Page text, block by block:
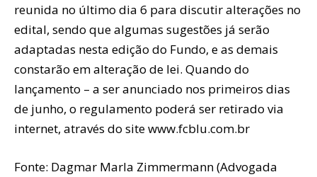
reunida no último dia 6 para discutir alterações no
edital, sendo que algumas sugestões já serão
adaptadas nesta edição do Fundo, e as demais
constarão em alteração de lei. Quando do
lançamento – a ser anunciado nos primeiros dias
de junho, o regulamento poderá ser retirado via
internet, através do site www.fcblu.com.br
Fonte: Dagmar Marla Zimmermann (Advogada